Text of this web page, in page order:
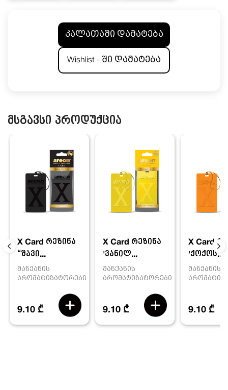
კალათაში დამატება
Wishlist - ში დამატება
მსგავსი პროდუქცია
X Card რეზინა
“შავი...
მანქანის
არომატიზატორები
9.10 ₾
X Card რეზინა
'ვანილ...
მანქანის
არომატიზატორები
9.10 ₾
X Card
'ქოქოს...
მანქანის
9.10 ₾